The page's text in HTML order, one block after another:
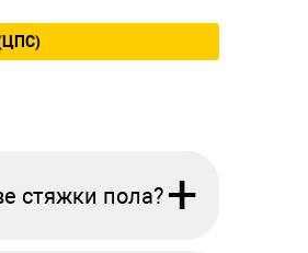
стяжки пола? +